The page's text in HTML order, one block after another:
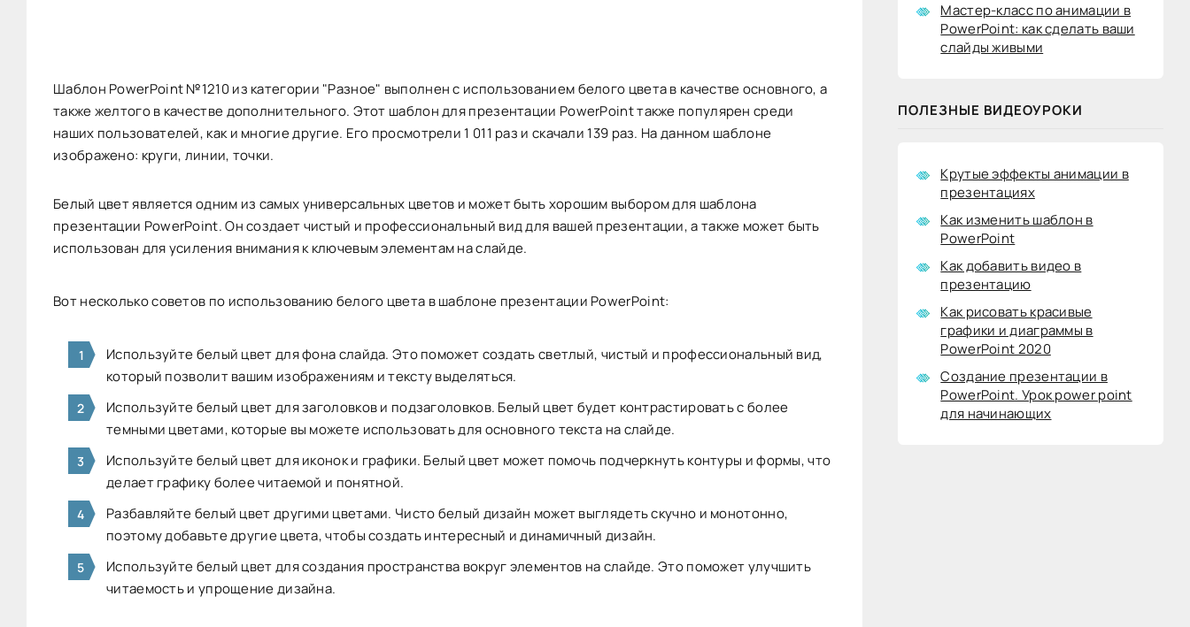
Шаблон PowerPoint №1210 из категории "Разное" выполнен с использованием белого цвета в качестве основного, а
также желтого в качестве дополнительного. Этот шаблон для презентации PowerPoint также популярен среди
наших пользователей, как и многие другие. Его просмотрели 1 011 раз и скачали 139 раз. На данном шаблоне
изображено: круги, линии, точки.
Белый цвет является одним из самых универсальных цветов и может быть хорошим выбором для шаблона
презентации PowerPoint. Он создает чистый и профессиональный вид для вашей презентации, а также может быть
использован для усиления внимания к ключевым элементам на слайде.
Вот несколько советов по использованию белого цвета в шаблоне презентации PowerPoint:
Используйте белый цвет для фона слайда. Это поможет создать светлый, чистый и профессиональный вид,
который позволит вашим изображениям и тексту выделяться.
Используйте белый цвет для заголовков и подзаголовков. Белый цвет будет контрастировать с более
темными цветами, которые вы можете использовать для основного текста на слайде.
Используйте белый цвет для иконок и графики. Белый цвет может помочь подчеркнуть контуры и формы, что
делает графику более читаемой и понятной.
Разбавляйте белый цвет другими цветами. Чисто белый дизайн может выглядеть скучно и монотонно,
поэтому добавьте другие цвета, чтобы создать интересный и динамичный дизайн.
Используйте белый цвет для создания пространства вокруг элементов на слайде. Это поможет улучшить
читаемость и упрощение дизайна.
Мастер-класс по анимации в
PowerPoint: как сделать ваши
слайды живыми
ПОЛЕЗНЫЕ ВИДЕОУРОКИ
Крутые эффекты анимации в
презентациях
Как изменить шаблон в
PowerPoint
Как добавить видео в
презентацию
Как рисовать красивые
графики и диаграммы в
PowerPoint 2020
Создание презентации в
PowerPoint. Урок power point
для начинающих